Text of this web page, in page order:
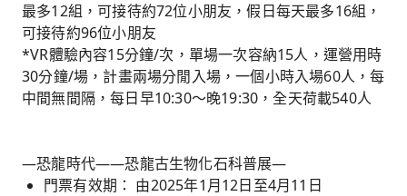
最多12組，可接待約72位小朋友，假日每天最多16組，
可接待約96位小朋友
*VR體驗內容15分鐘/次，單場一次容納15人，運營用時
30分鐘/場，計畫兩場分閒入場，一個小時入場60人，每
中間無間隔，每日早10:30～晚19:30，全天荷載540人
—恐龍時代——恐龍古生物化石科普展—
門票有效期： 由2025年1月12日至4月11日